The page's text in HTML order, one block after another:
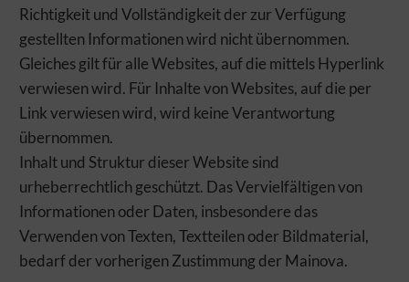
Richtigkeit und Vollständigkeit der zur Verfügung
gestellten Informationen wird nicht übernommen.
Gleiches gilt für alle Websites, auf die mittels Hyperlink
verwiesen wird. Für Inhalte von Websites, auf die per
Link verwiesen wird, wird keine Verantwortung
übernommen.
Inhalt und Struktur dieser Website sind
urheberrechtlich geschützt. Das Vervielfältigen von
Informationen oder Daten, insbesondere das
Verwenden von Texten, Textteilen oder Bildmaterial,
bedarf der vorherigen Zustimmung der Mainova.
werden. Weitere Informationen zur Mainova finden Sie im
ERFORDERLICHE COOKIES
Erforderliche Cookies und Dienste sind für das
ordnungsgemäße Funktionieren der Website notwendig. Ohne
diese kann unsere Website nicht wie vorgesehen genutzt werden.
Dies gilt insbesondere für Betrieb, Stabilität, Sicherheit und
Abrechnungszwecken gegenüber unseren Dienstleistern. Diese
Form der Sicherung der Website dient daher auch Ihren
Interessen. Erforderliche Cookies und Dienste können daher